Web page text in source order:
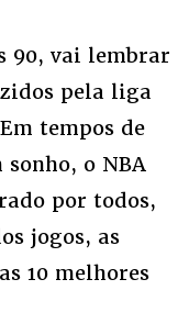
90, vai lembrar
pela liga
tempos de
o NBA
por todos,
jogos, as
10 melhores